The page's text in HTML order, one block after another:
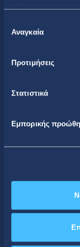
των υπηρεσιών
συγκατάθεσης
Αναγκαία
Προτιμήσεις
Στατιστικά
Εμπορικής